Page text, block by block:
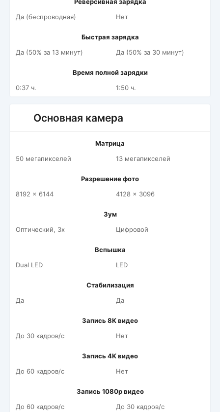
Да (беспроводная)
Нет
Быстрая зарядка
Да (50% за 13 минут)
Да (50% за 30 минут)
Время полной зарядки
0:37 ч.
1:50 ч.
Основная камера
Матрица
50 мегапикселей
13 мегапикселей
Разрешение фото
8192 x 6144
4128 x 3096
Зум
Оптический, 3x
Цифровой
Вспышка
Dual LED
LED
Стабилизация
Да
Да
Запись 8K видео
До 30 кадров/c
Нет
Запись 4K видео
До 60 кадров/c
Нет
Запись 1080p видео
До 60 кадров/c
До 30 кадров/c